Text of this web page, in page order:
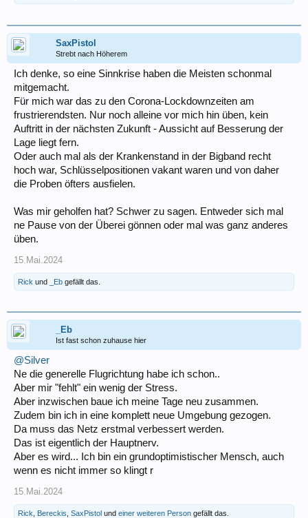
SaxPistol
Strebt nach Höherem
Ich denke, so eine Sinnkrise haben die Meisten schonmal
mitgemacht.
Für mich war das zu den Corona-Lockdownzeiten am
frustrierendsten. Nur noch alleine vor mich hin üben, kein
Auftritt in der nächsten Zukunft - Aussicht auf Besserung der
Lage liegt fern.
Oder auch mal als der Krankenstand in der Bigband recht
hoch war, Schlüsselpositionen vakant waren und von daher
die Proben öfters ausfielen.
Was mir geholfen hat? Schwer zu sagen. Entweder sich mal
ne Pause von der Überei gönnen oder mal was ganz anderes
üben.
15.Mai.2024
Rick und _Eb gefällt das.
_Eb
Ist fast schon zuhause hier
@Silver
Ne die generelle Flugrichtung habe ich schon..
Aber mir "fehlt" ein wenig der Stress.
Aber inzwischen baue ich meine Tage neu zusammen.
Zudem bin ich in eine komplett neue Umgebung gezogen.
Da muss das Netz erstmal verbessert werden.
Das ist eigentlich der Hauptnerv.
Aber es wird... Ich bin ein grundoptimistischer Mensch, auch
wenn es nicht immer so klingt r
15.Mai.2024
Rick Bereckis SaxPistol und einer weiteren Person gefällt das.